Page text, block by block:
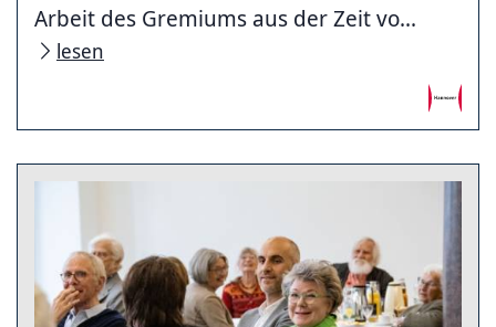
Arbeit des Gremiums aus der Zeit vo...
lesen